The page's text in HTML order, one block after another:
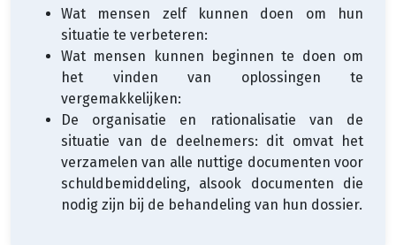
Wat mensen zelf kunnen doen om hun
situatie te verbeteren:
Wat mensen kunnen beginnen te doen om
het vinden van oplossingen te
vergemakkelijken:
De organisatie en rationalisatie van de
situatie van de deelnemers: dit omvat het
verzamelen van alle nuttige documenten voor
schuldbemiddeling, alsook documenten die
nodig zijn bij de behandeling van hun dossier.